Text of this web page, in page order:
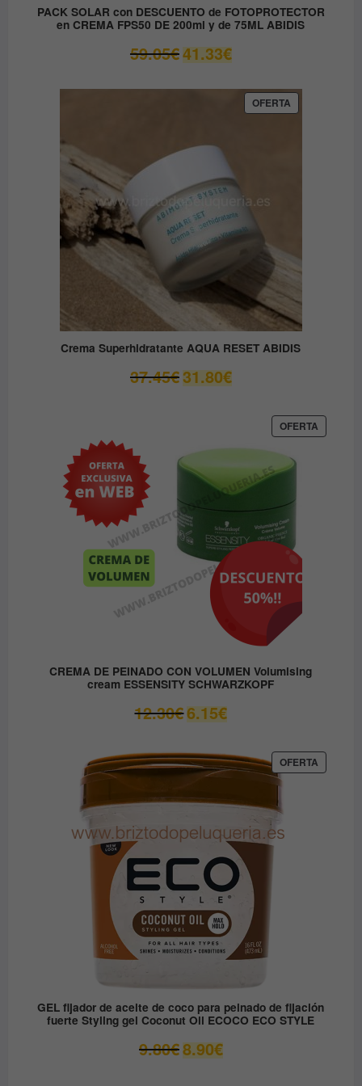
PACK SOLAR con DESCUENTO de FOTOPROTECTOR
en CREMA FPS50 DE 200ml y de 75ML ABIDIS
59.05€ El
precio
41.33€El
precio
OFERTAPRODUCTO
EN
Crema Superhidratante AQUA RESET ABIDIS
37.45€ El
precio
31.80€El
precio
OFERTA
EN
CREMA DE PEINADO CON VOLUMEN Volumising
cream ESSENSITY SCHWARZKOPF
12.30€El
precio
era:
12.30€.
6.15€El
precio
es:
OFERTA
EN
GEL fijador de aceite de coco para peinado de fijación
fuerte Styling gel Coconut Oil ECOCO ECO STYLE
9.80€ El
precio
8.90€El
precio